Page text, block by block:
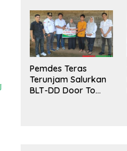
Pemdes Teras
Terunjam Salurkan
BLT-DD Door To